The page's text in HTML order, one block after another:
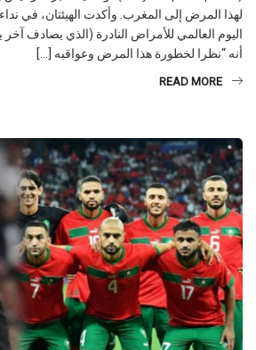
اليوم العالمي للأمراض النادرة (الذي يصادف
أنه “نظرا لخطورة هذا المرض وعواقبه […]
READ MORE